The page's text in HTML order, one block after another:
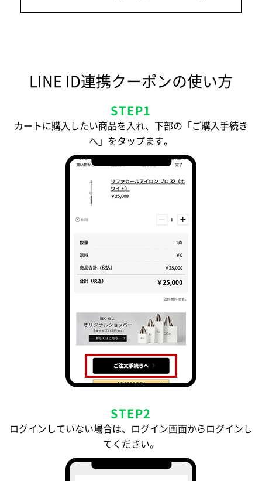
LINE ID連携クーポンの使い方
STEP1
カートに購入したい商品を入れ、下部の「ご購入手続き
へ」をタップます。
STEP2
ログインしていない場合は、ログイン画面からログインし
てください。